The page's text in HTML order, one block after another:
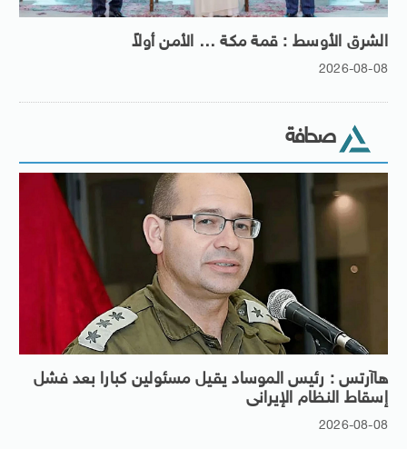
الشرق الأوسط : قمة مكة … الأمن أولاً
2026-08-08
صحافة
هاآرتس : رئيس الموساد يقيل مسئولين كبارا بعد فشل
إسقاط النظام الإيرانى
2026-08-08